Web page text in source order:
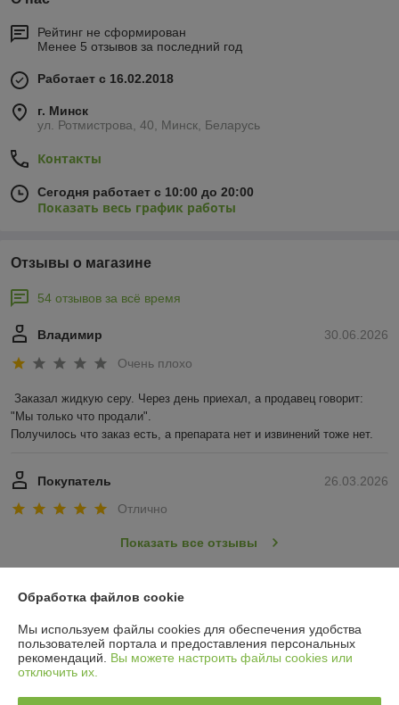
Рейтинг не сформирован
Менее 5 отзывов за последний год
Работает с 16.02.2018
г. Минск
ул. Ротмистрова, 40, Минск, Беларусь
Контакты
Сегодня работает с 10:00 до 20:00
Показать весь график работы
Отзывы о магазине
54 отзывов за всё время
30.06.2026
Владимир
Очень плохо
Заказал жидкую серу. Через день приехал, а продавец говорит:
"Мы только что продали".
Получилось что заказ есть, а препарата нет и извинений тоже нет.
26.03.2026
Покупатель
Отлично
Показать все отзывы
О нас
Контакты
Обработка файлов cookie
Мы используем файлы cookies для обеспечения удобства
пользователей портала и предоставления персональных
рекомендаций. Вы можете настроить файлы cookies или
отключить их.